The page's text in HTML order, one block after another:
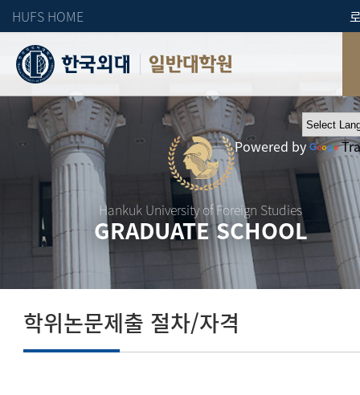
HUFS HOME
일반대학원
Hankuk University of Foreign Studies
GRADUATE SCHOOL
Powered by
학위논문제출 절차/자격